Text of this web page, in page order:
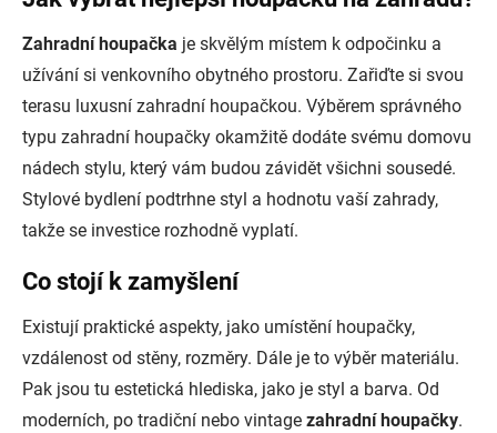
Zahradní houpačka je skvělým místem k odpočinku a
užívání si venkovního obytného prostoru. Zařiďte si svou
terasu luxusní zahradní houpačkou. Výběrem správného
typu zahradní houpačky okamžitě dodáte svému domovu
nádech stylu, který vám budou závidět všichni sousedé.
Stylové bydlení podtrhne styl a hodnotu vaší zahrady,
takže se investice rozhodně vyplatí.
Co stojí k zamyšlení
Existují praktické aspekty, jako umístění houpačky,
vzdálenost od stěny, rozměry. Dále je to výběr materiálu.
Pak jsou tu estetická hlediska, jako je styl a barva. Od
moderních, po tradiční nebo vintage zahradní houpačky.